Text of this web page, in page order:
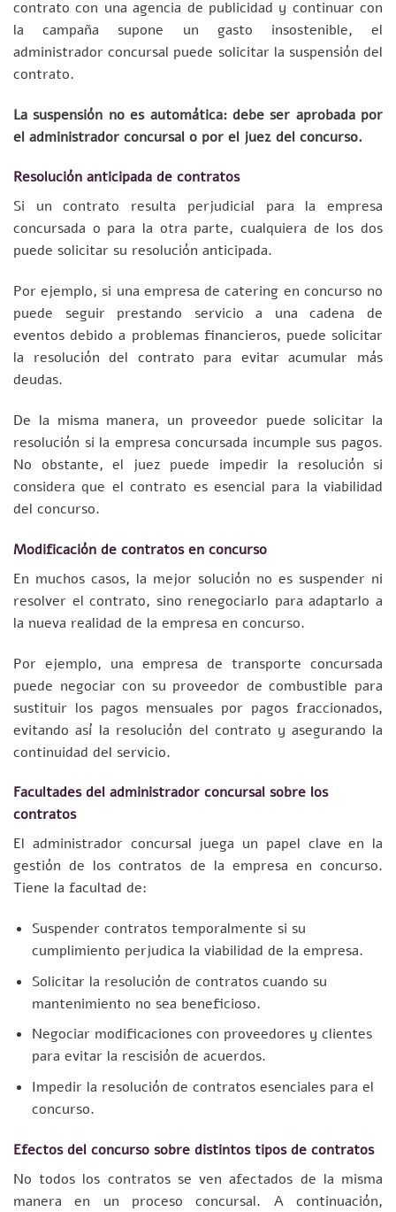
contrato con una agencia de publicidad y continuar con
la campaña supone un gasto insostenible, el
administrador concursal puede solicitar la suspensión del
contrato.
La suspensión no es automática: debe ser aprobada por
el administrador concursal o por el juez del concurso.
Resolución anticipada de contratos
Si un contrato resulta perjudicial para la empresa
concursada o para la otra parte, cualquiera de los dos
puede solicitar su resolución anticipada.
Por ejemplo, si una empresa de catering en concurso no
puede seguir prestando servicio a una cadena de
eventos debido a problemas financieros, puede solicitar
la resolución del contrato para evitar acumular más
deudas.
De la misma manera, un proveedor puede solicitar la
resolución si la empresa concursada incumple sus pagos.
No obstante, el juez puede impedir la resolución si
considera que el contrato es esencial para la viabilidad
del concurso.
Modificación de contratos en concurso
En muchos casos, la mejor solución no es suspender ni
resolver el contrato, sino renegociarlo para adaptarlo a
la nueva realidad de la empresa en concurso.
Por ejemplo, una empresa de transporte concursada
puede negociar con su proveedor de combustible para
sustituir los pagos mensuales por pagos fraccionados,
evitando así la resolución del contrato y asegurando la
continuidad del servicio.
Facultades del administrador concursal sobre los
contratos
El administrador concursal juega un papel clave en la
gestión de los contratos de la empresa en concurso.
Tiene la facultad de:
Suspender contratos temporalmente si su
cumplimiento perjudica la viabilidad de la empresa.
Solicitar la resolución de contratos cuando su
mantenimiento no sea beneficioso.
Negociar modificaciones con proveedores y clientes
para evitar la rescisión de acuerdos.
Impedir la resolución de contratos esenciales para el
concurso.
Efectos del concurso sobre distintos tipos de contratos
No todos los contratos se ven afectados de la misma
manera en un proceso concursal. A continuación,